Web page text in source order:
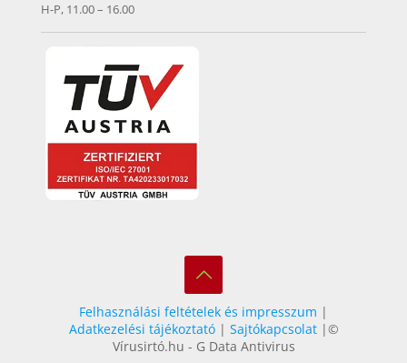
H-P, 11.00 – 16.00
Felhasználási feltételek és impresszum |
Adatkezelési tájékoztató| Sajtókapcsolat|©
Vírusirtó.hu - G Data Antivirus